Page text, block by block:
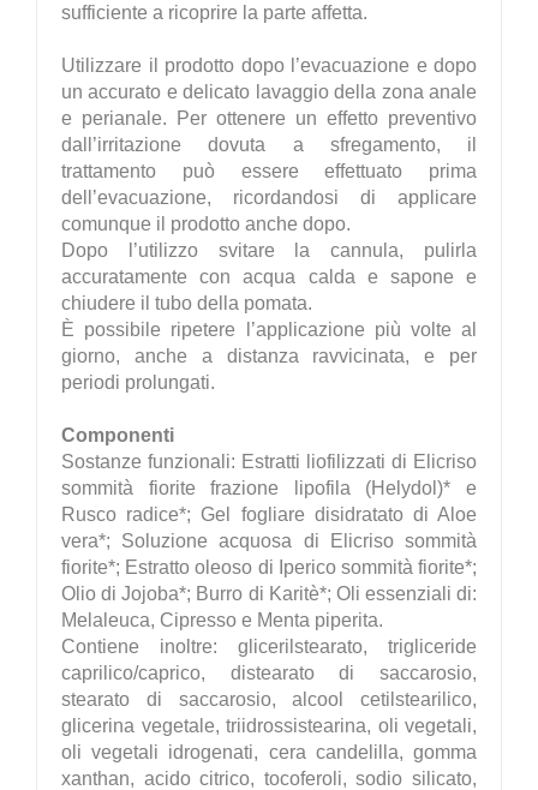
sufficiente a ricoprire la parte affetta.
Utilizzare il prodotto dopo l’evacuazione e dopo
un accurato e delicato lavaggio della zona anale
e perianale. Per ottenere un effetto preventivo
dall’irritazione dovuta a sfregamento, il
trattamento può essere effettuato prima
dell’evacuazione, ricordandosi di applicare
comunque il prodotto anche dopo.
Dopo l’utilizzo svitare la cannula, pulirla
accuratamente con acqua calda e sapone e
chiudere il tubo della pomata.
È possibile ripetere l’applicazione più volte al
giorno, anche a distanza ravvicinata, e per
periodi prolungati.
Componenti
Sostanze funzionali: Estratti liofilizzati di Elicriso
sommità fiorite frazione lipofila (Helydol)* e
Rusco radice*; Gel fogliare disidratato di Aloe
vera*; Soluzione acquosa di Elicriso sommità
fiorite*; Estratto oleoso di Iperico sommità fiorite*;
Olio di Jojoba*; Burro di Karitè*; Oli essenziali di:
Melaleuca, Cipresso e Menta piperita.
Contiene inoltre: glicerilstearato, trigliceride
caprilico/caprico, distearato di saccarosio,
stearato di saccarosio, alcool cetilstearilico,
glicerina vegetale, triidrossistearina, oli vegetali,
oli vegetali idrogenati, cera candelilla, gomma
xanthan, acido citrico, tocoferoli, sodio silicato,